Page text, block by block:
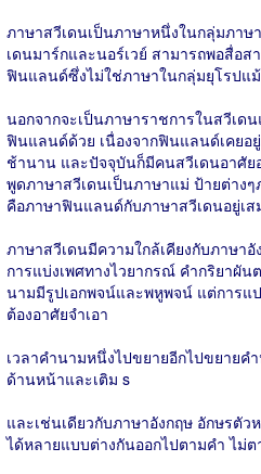
ภาษาสวีเดนเป็นภาษาหนึ่งในกลุ่มภาษ
เดนมาร์กและนอร์เวย์ สามารถพอสื่อส
ฟินแลนด์ซึ่งไม่ใช่ภาษาในกลุ่มยุโรปแ
นอกจากจะเป็นภาษาราชการในสวีเด
ฟินแลนด์ด้วย เนื่องจากฟินแลนด์เคยอ
ช้านาน และปัจจุบันก็มีคนสวีเดนอาศั
พูดภาษาสวีเดนเป็นภาษาแม่ ป้ายต่าง
คือภาษาฟินแลนด์กับภาษาสวีเดนอยู่เส
ภาษาสวีเดนมีความใกล้เคียงกับภาษา
การแบ่งเพศทางไวยากรณ์ คำกริยาผั
นามมีรูปเอกพจน์และพหูพจน์ แต่การแ
ต้องอาศัยจำเอา
เวลาคำนามหนึ่งไปขยายอีกไปขยายค
ด้านหน้าและเติม s
และเช่นเดียวกับภาษาอังกฤษ อักษรตัว
ได้หลายแบบต่างกันออกไปตามคำ ไม่ต